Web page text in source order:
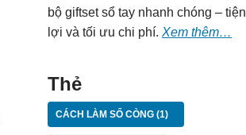
bộ giftset sổ tay nhanh chóng – tiện
lợi và tối ưu chi phí. Xem thêm…
Thẻ
CÁCH LÀM SỔ CÒNG (1)